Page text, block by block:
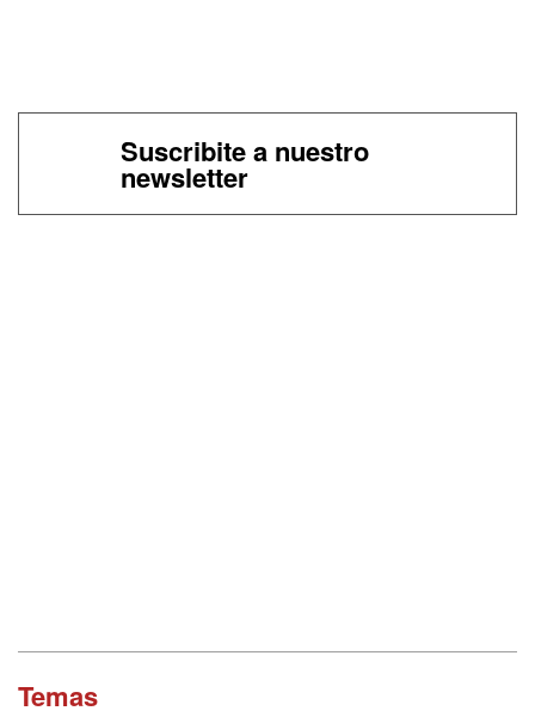
Suscribite a nuestro
newsletter
Temas